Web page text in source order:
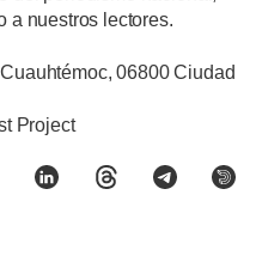
a nuestros lectores.
06800 Ciudad
Project